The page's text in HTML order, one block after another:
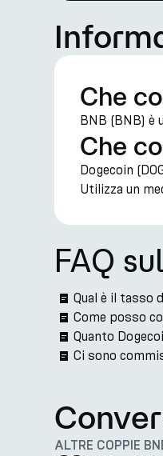
Che
BNB (BNB) è
Che
Dogecoin
Utilizza un
FAQ
Qual è il tasso
Come posso
Quanto
Ci sono
ALTRE COPPIE